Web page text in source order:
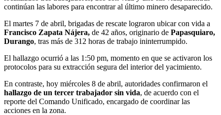
continúan las labores para encontrar al último minero desaparecido.
El martes 7 de abril, brigadas de rescate lograron ubicar con vida a
Francisco Zapata Nájera, de 42 años, originario de Papasquiaro,
Durango, tras más de 312 horas de trabajo ininterrumpido.
El hallazgo ocurrió a las 1:50 pm, momento en que se activaron los
protocolos para su extracción segura del interior del yacimiento.
En contraste, hoy miércoles 8 de abril, autoridades confirmaron el
hallazgo de un tercer trabajador sin vida, de acuerdo con el
reporte del Comando Unificado, encargado de coordinar las
acciones en la zona.